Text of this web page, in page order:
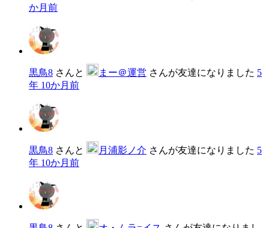
か月前
黒鳥8 さんと まー＠運営 さんが友達になりました 5
年 10か月前
黒鳥8 さんと 月浦影ノ介 さんが友達になりました 5
年 10か月前